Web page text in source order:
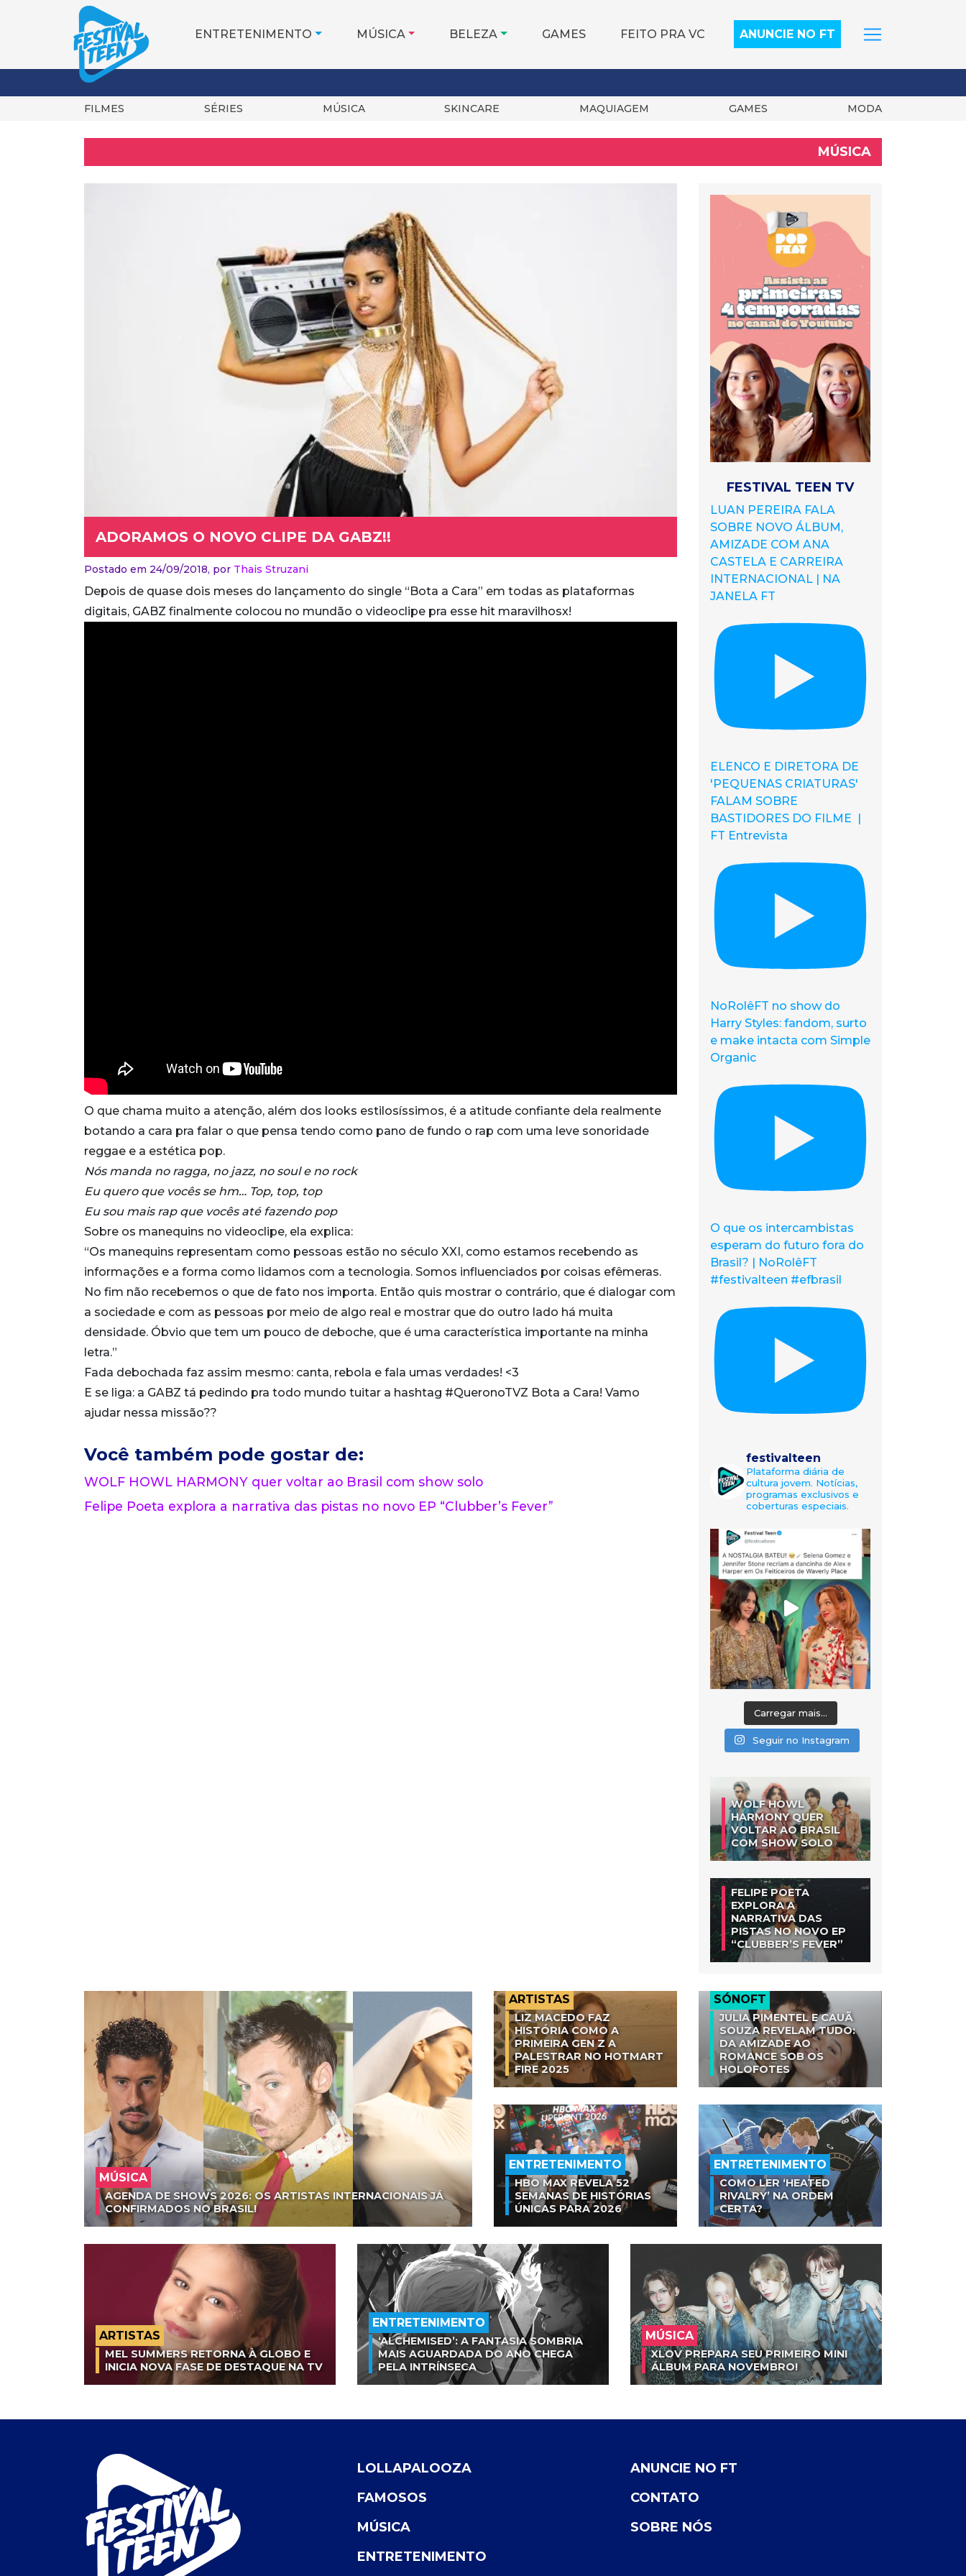
ENTRETENIMENTO MÚSICA BELEZA GAMES FEITO PRA VC ANUNCIE NO FT
FILMES SÉRIES MÚSICA SKINCARE MAQUIAGEM GAMES MODA
MÚSICA
ADORAMOS O NOVO CLIPE DA GABZ!!
Postado em 24/09/2018, por Thais Struzani
Depois de quase dois meses do lançamento do single “Bota a Cara” em todas as plataformas
digitais, GABZ finalmente colocou no mundão o videoclipe pra esse hit maravilhosx!
O que chama muito a atenção, além dos looks estilosíssimos, é a atitude confiante dela realmente
botando a cara pra falar o que pensa tendo como pano de fundo o rap com uma leve sonoridade
reggae e a estética pop.
Nós manda no ragga, no jazz, no soul e no rock
Eu quero que vocês se hm… Top, top, top
Eu sou mais rap que vocês até fazendo pop
Sobre os manequins no videoclipe, ela explica:
“Os manequins representam como pessoas estão no século XXI, como estamos recebendo as
informações e a forma como lidamos com a tecnologia. Somos influenciados por coisas efêmeras.
No fim não recebemos o que de fato nos importa. Então quis mostrar o contrário, que é dialogar com
a sociedade e com as pessoas por meio de algo real e mostrar que do outro lado há muita
densidade. Óbvio que tem um pouco de deboche, que é uma característica importante na minha
letra.”
Fada debochada faz assim mesmo: canta, rebola e fala umas verdades! <3
E se liga: a GABZ tá pedindo pra todo mundo tuitar a hashtag #QueronoTVZ Bota a Cara! Vamo
ajudar nessa missão??
Você também pode gostar de:
WOLF HOWL HARMONY quer voltar ao Brasil com show solo
Felipe Poeta explora a narrativa das pistas no novo EP “Clubber’s Fever”
FESTIVAL TEEN TV
LUAN PEREIRA FALA
SOBRE NOVO ÁLBUM,
AMIZADE COM ANA
CASTELA E CARREIRA
INTERNACIONAL | NA
JANELA FT
ELENCO E DIRETORA DE
'PEQUENAS CRIATURAS'
FALAM SOBRE
BASTIDORES DO FILME |
FT Entrevista
NoRolêFT no show do
Harry Styles: fandom, surto
e make intacta com Simple
Organic
O que os intercambistas
esperam do futuro fora do
Brasil? | NoRolêFT
#festivalteen #efbrasil
festivalteen
Plataforma diária de
cultura jovem. Notícias,
programas exclusivos e
coberturas especiais.
Carregar mais...
Seguir no Instagram
WOLF HOWL
HARMONY QUER
VOLTAR AO BRASIL
COM SHOW SOLO
FELIPE POETA
EXPLORA A
NARRATIVA DAS
PISTAS NO NOVO EP
“CLUBBER’S FEVER”
MÚSICA
AGENDA DE SHOWS 2026: OS ARTISTAS INTERNACIONAIS JÁ
CONFIRMADOS NO BRASIL!
ARTISTAS
LIZ MACEDO FAZ
HISTÓRIA COMO A
PRIMEIRA GEN Z A
PALESTRAR NO HOTMART
FIRE 2025
SÓNOFT
JULIA PIMENTEL E CAUÃ
SOUZA REVELAM TUDO:
DA AMIZADE AO
ROMANCE SOB OS
HOLOFOTES
ENTRETENIMENTO
HBO MAX REVELA 52
SEMANAS DE HISTÓRIAS
ÚNICAS PARA 2026
ENTRETENIMENTO
COMO LER ‘HEATED
RIVALRY’ NA ORDEM
CERTA?
ARTISTAS
MEL SUMMERS RETORNA À GLOBO E
INICIA NOVA FASE DE DESTAQUE NA TV
ENTRETENIMENTO
‘ALCHEMISED’: A FANTASIA SOMBRIA
MAIS AGUARDADA DO ANO CHEGA
PELA INTRÍNSECA
MÚSICA
XLOV PREPARA SEU PRIMEIRO MINI
ÁLBUM PARA NOVEMBRO!
LOLLAPALOOZA
FAMOSOS
MÚSICA
ENTRETENIMENTO
ANUNCIE NO FT
CONTATO
SOBRE NÓS